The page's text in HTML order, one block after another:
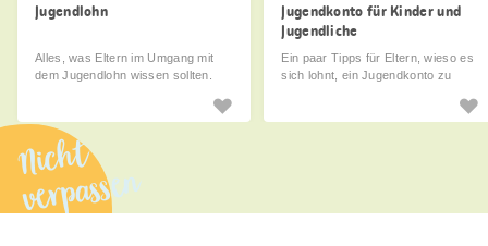
Jugendlohn
Alles, was Eltern im Umgang mit
dem Jugendlohn wissen sollten.
Jugendkonto für Kinder und
Jugendliche
Ein paar Tipps für Eltern, wieso es
sich lohnt, ein Jugendkonto zu
Nicht
verpassen